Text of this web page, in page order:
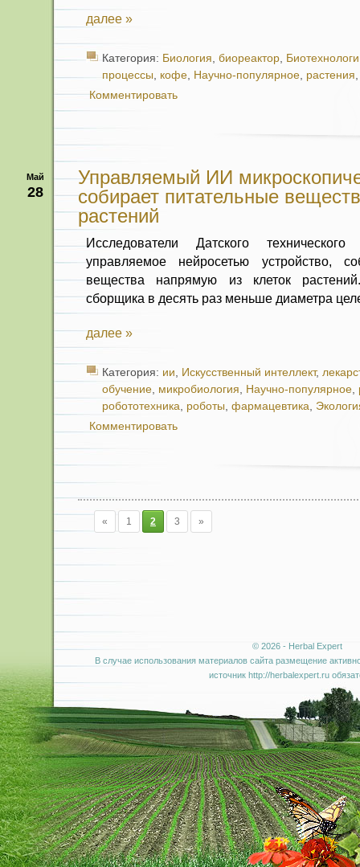
далее »
Категория: Биология, биореактор,
процессы, кофе, Научно-популярное, растения
Комментировать
Май
28
Управляемый ИИ
собирает питательные
растений
Исследователи Датского
управляемое нейросетью устройство,
вещества напрямую из клеток
сборщика в десять раз меньше диаметра
далее »
Категория: ии, Искусственный интеллект,
обучение, микробиология, Научно-популярное,
робототехника, роботы, фармацевтика,
Комментировать
« 1 2 3 »
© 2026 - Herbal Expert
В случае использования материалов сайта размещение
источник http://herbalexpert.ru